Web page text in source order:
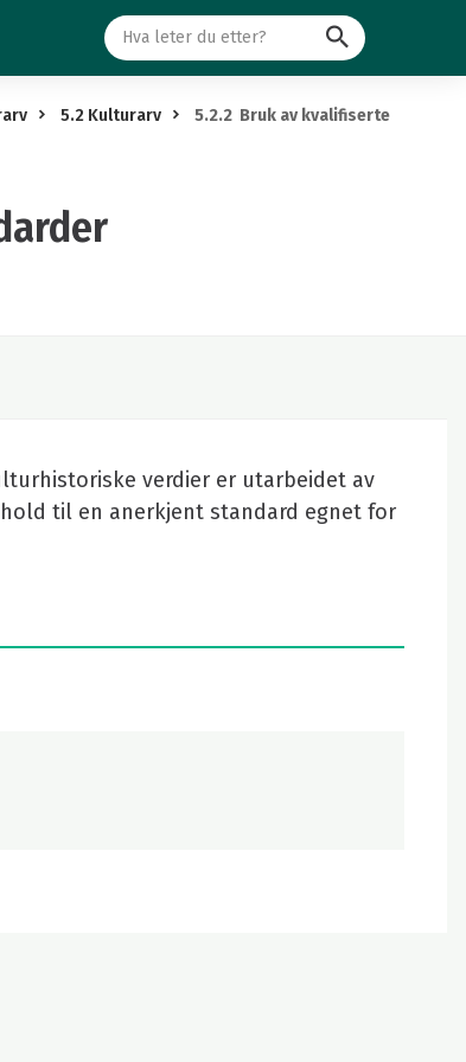
Søk
5.2 Kulturarv
5.2.2 Bruk av kvalifiserte
verdier er utarbeidet av
til en anerkjent standard egnet for